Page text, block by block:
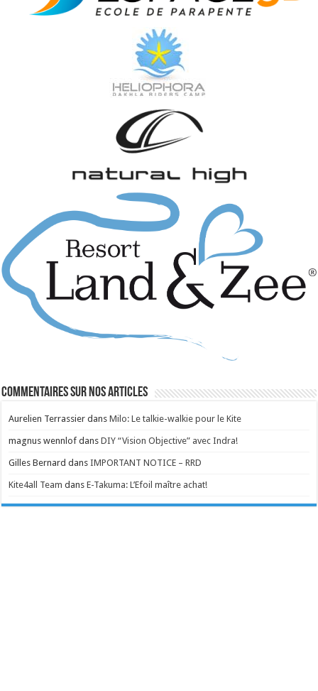
Commentaires sur nos articles
Aurelien Terrassier dansMilo: Le talkie-walkie pour le Kite
magnus wennlof dansDIY “Vision Objective” avec Indra!
Gilles Bernard dansIMPORTANT NOTICE – RRD
Kite4all Team dansE-Takuma: L’Efoil maître achat!